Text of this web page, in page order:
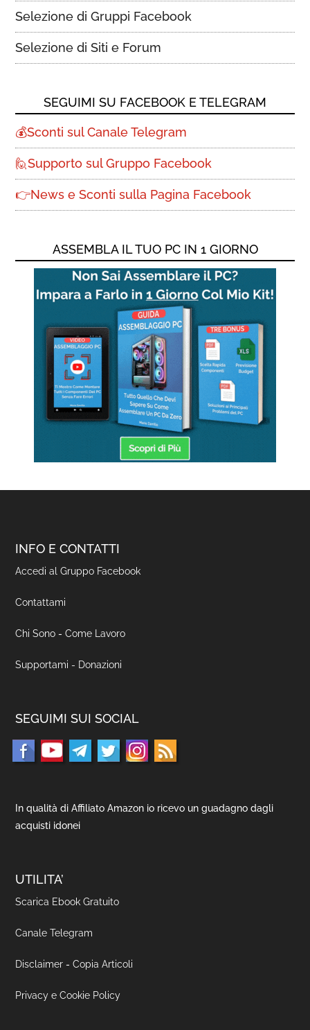
Selezione di Gruppi Facebook
Selezione di Siti e Forum
SEGUIMI SU FACEBOOK E TELEGRAM
💰Sconti sul Canale Telegram
🙋Supporto sul Gruppo Facebook
👉News e Sconti sulla Pagina Facebook
ASSEMBLA IL TUO PC IN 1 GIORNO
INFO E CONTATTI
Accedi al Gruppo Facebook
Contattami
Chi Sono -Come Lavoro
Supportami - Donazioni
SEGUIMI SUI SOCIAL
In qualità di Affiliato Amazon io ricevo un guadagno dagli
acquisti idonei
UTILITA’
Scarica Ebook Gratuito
Canale Telegram
Disclaimer -Copia Articoli
Privacy e Cookie Policy